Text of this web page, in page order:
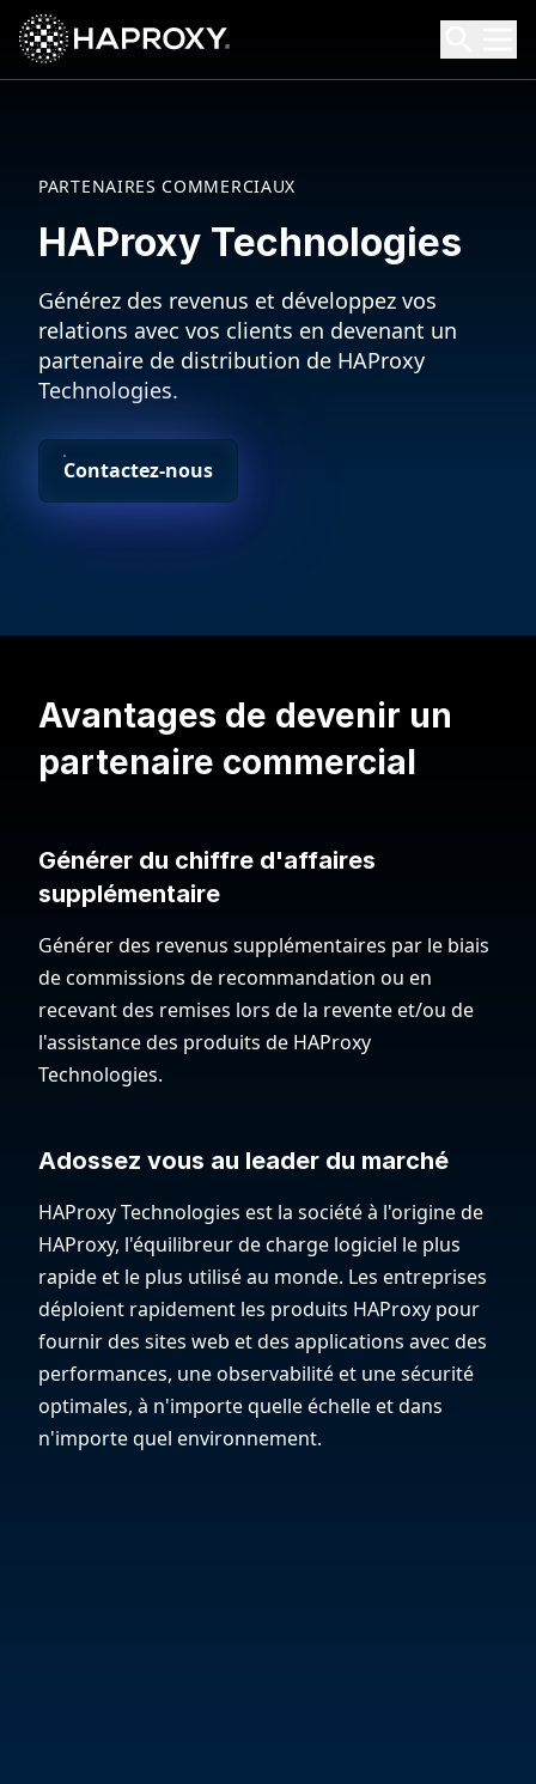
HAProxy Technologies
Search HAProxy Technologies
PARTENAIRES COMMERCIAUX
HAProxy Technologies
Générez des revenus et développez vos
relations avec vos clients en devenant un
partenaire de distribution de HAProxy
Technologies.
Contactez-nous
Avantages de devenir un
partenaire commercial
Générer du chiffre d'affaires
supplémentaire
Générer des revenus supplémentaires par le biais
de commissions de recommandation ou en
recevant des remises lors de la revente et/ou de
l'assistance des produits de HAProxy
Technologies.
Adossez vous au leader du marché
HAProxy Technologies est la société à l'origine de
HAProxy, l'équilibreur de charge logiciel le plus
rapide et le plus utilisé au monde. Les entreprises
déploient rapidement les produits HAProxy pour
fournir des sites web et des applications avec des
performances, une observabilité et une sécurité
optimales, à n'importe quelle échelle et dans
n'importe quel environnement.